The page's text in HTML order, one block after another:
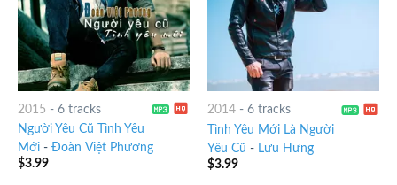
2015 - 6 tracks
Người Yêu Cũ Tình Yêu
Mới- Đoàn Việt Phương
$3.99
2014- 6 tracks
Tình Yêu Mới Là Người
Yêu Cũ - Lưu Hưng
$3.99